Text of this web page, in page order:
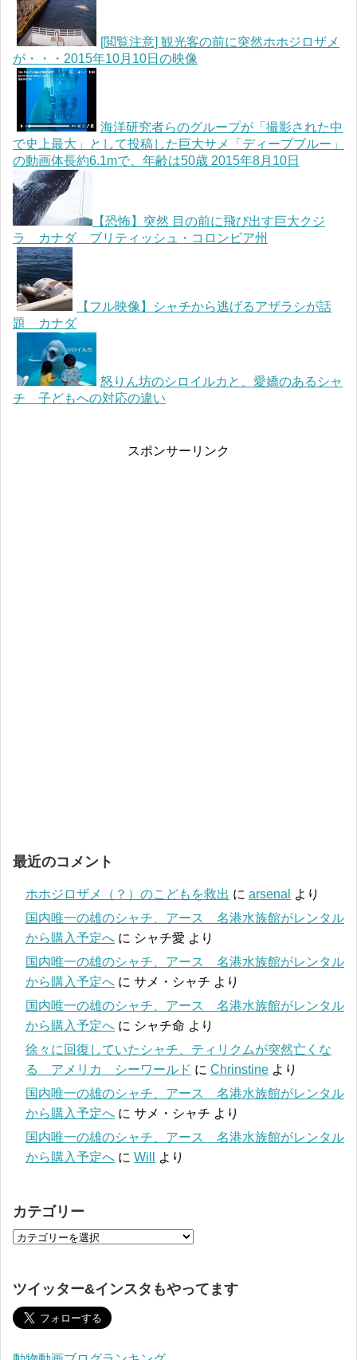
[閲覧注意] 観光客の前に突然ホホジロザメ
が・・・2015年10月10日の映像
海洋研究者らのグループが「撮影された中
で史上最大」として投稿した巨大サメ「ディープブルー」
の動画体長約6.1mで、年齢は50歳 2015年8月10日
【恐怖】突然 目の前に飛び出す巨大クジ
ラ カナダ ブリティッシュ・コロンビア州
【フル映像】シャチから逃げるアザラシが話
題 カナダ
怒りん坊のシロイルカと、愛嬌のあるシャ
チ 子どもへの対応の違い
スポンサーリンク
最近のコメント
ホホジロザメ（？）のこどもを救出 に arsenal
より
国内唯一の雄のシャチ、アース 名港水族館がレンタル
から購入予定へ に シャチ愛 より
国内唯一の雄のシャチ、アース 名港水族館がレンタル
から購入予定へ に サメ・シャチ より
国内唯一の雄のシャチ、アース 名港水族館がレンタル
から購入予定へ に シャチ命 より
徐々に回復していたシャチ、ティリクムが突然亡くな
る アメリカ シーワールド に Chrinstine より
国内唯一の雄のシャチ、アース 名港水族館がレンタル
から購入予定へ に サメ・シャチ より
国内唯一の雄のシャチ、アース 名港水族館がレンタル
から購入予定へ に Will より
カテゴリー
ツイッター&インスタもやってます